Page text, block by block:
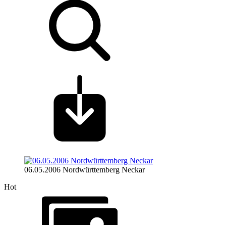
06.05.2006 Nordwürttemberg Neckar
Hot